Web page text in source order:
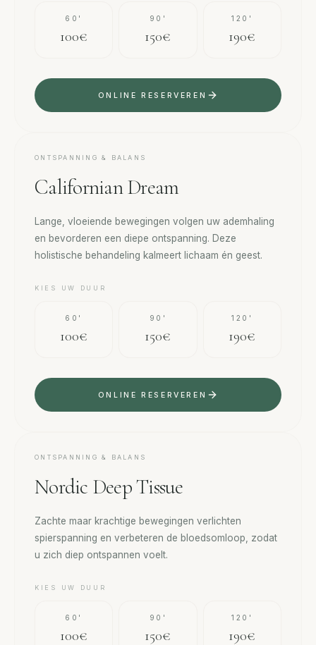
60'
100€
90'
150€
120'
190€
ONLINE RESERVEREN
ONTSPANNING & BALANS
Californian Dream
Lange, vloeiende bewegingen volgen uw ademhaling
en bevorderen een diepe ontspanning. Deze
holistische behandeling kalmeert lichaam én geest.
KIES UW DUUR
60'
100€
90'
150€
120'
190€
ONLINE RESERVEREN
ONTSPANNING & BALANS
Nordic Deep Tissue
Zachte maar krachtige bewegingen verlichten
spierspanning en verbeteren de bloedsomloop, zodat
u zich diep ontspannen voelt.
KIES UW DUUR
60'
100€
90'
150€
120'
190€